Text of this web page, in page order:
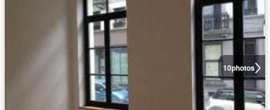
10photos